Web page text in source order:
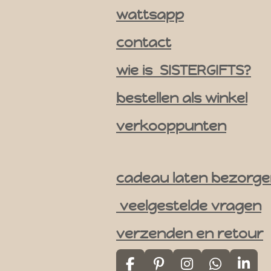
g
a
m
wattsapp
contact
wie is SISTERGIFTS?
bestellen als winkel
verkooppunten
cadeau laten
veelgestelde vragen
verzenden en retour